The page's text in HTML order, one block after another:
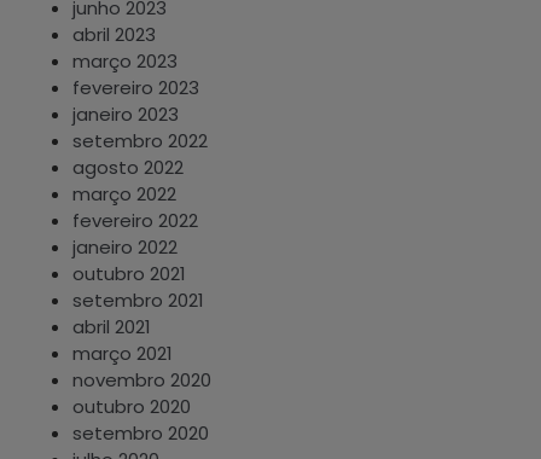
junho 2023
abril 2023
março 2023
fevereiro 2023
janeiro 2023
setembro 2022
agosto 2022
março 2022
fevereiro 2022
janeiro 2022
outubro 2021
setembro 2021
abril 2021
março 2021
novembro 2020
outubro 2020
setembro 2020